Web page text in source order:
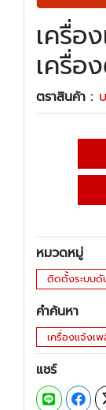
เครื่อ
เครื่อ
ตราสินค้า :
หมวดหมู่
ติดตั้งระบบดั
คำค้นหา
เครื่องแจ้งเ
แชร์